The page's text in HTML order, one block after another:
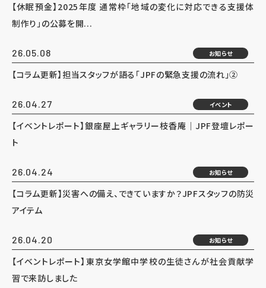
【休眠預金】2025年度 通常枠「地域の変化に対応できる支援体
制作り」の公募を開...
26.05.08 お知らせ
【コラム更新】担当スタッフが語る「JPFの緊急支援の流れ」②
26.04.27 イベント
【イベントレポート】銀座屋上ギャラリー枝香庵｜JPF登壇レポー
ト
26.04.24 お知らせ
【コラム更新】災害への備え、できていますか？JPFスタッフの防災
アイテム
26.04.20 お知らせ
【イベントレポート】東京女学館中学校の生徒さんが社会貢献学
習で来訪しました